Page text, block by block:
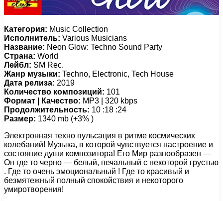
Категория: Music Collection
Исполнитель: Various Musicians
Название: Neon Glow: Techno Sound Party
Страна: World
Лейбл: SM Rec.
Жанр музыки: Techno, Electronic, Tech House
Дата релиза: 2019
Количество композиций: 101
Формат | Качество: MP3 | 320 kbps
Продолжительность: 10 :18 :24
Размер: 1340 mb (+3% )
Электронная техно пульсация в ритме космических
колебаний! Музыка, в которой чувствуется настроение и
состояние души композитора! Его Мир разнообразен —
Он где то черно — белый, печальный с некоторой грустью
. Где то очень эмоциональный ! Где то красивый и
безмятежный полный спокойствия и некоторого
умиротворения!